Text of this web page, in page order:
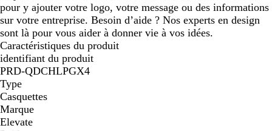
pour y ajouter votre logo, votre message ou des informations
sur votre entreprise. Besoin d’aide ? Nos experts en design
sont là pour vous aider à donner vie à vos idées.
Caractéristiques du produit
identifiant du produit
PRD-QDCHLPGX4
Type
Casquettes
Marque
Elevate